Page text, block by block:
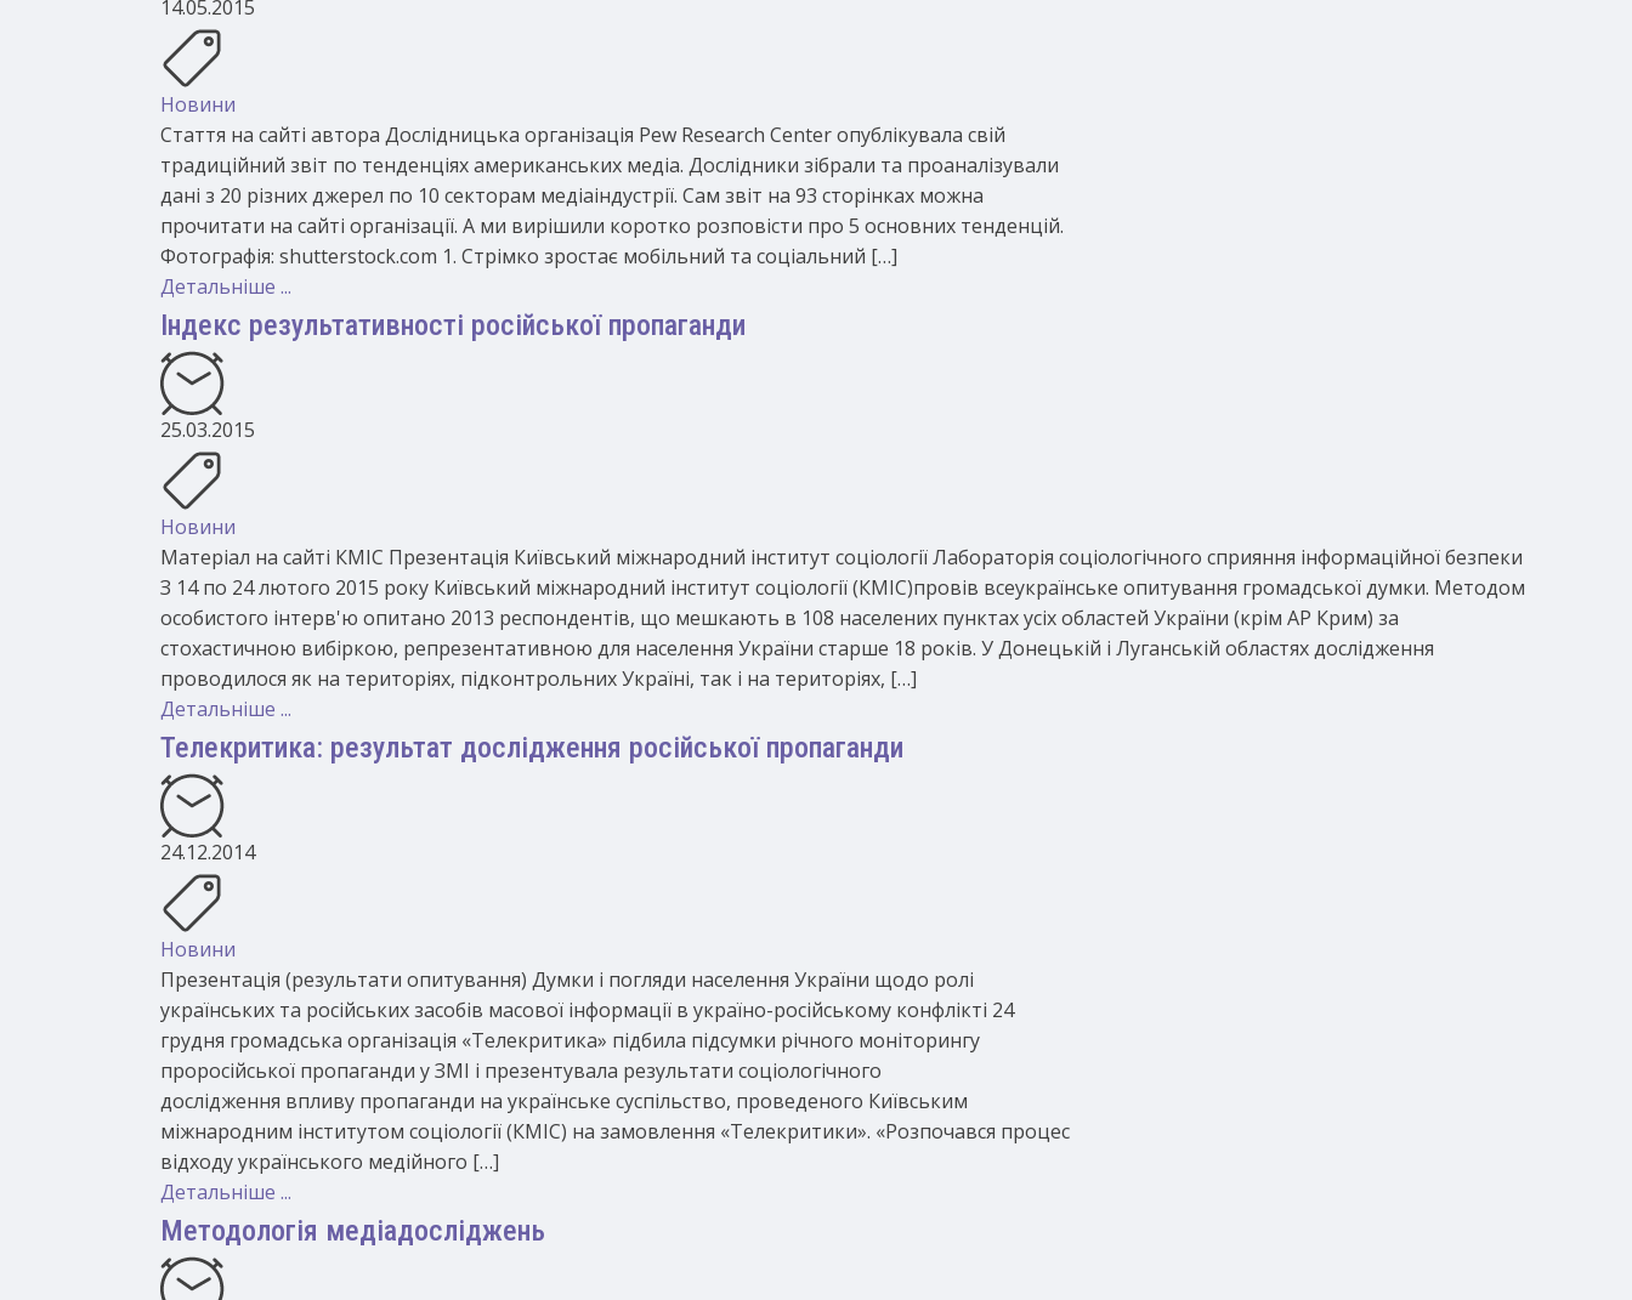
14.05.2015
Новини
Стаття на сайті автора Дослідницька організація Pew Research Center опублікувала свій
традиційний звіт по тенденціях американських медіа. Дослідники зібрали та проаналізували
дані з 20 різних джерел по 10 секторам медіаіндустрії. Сам звіт на 93 сторінках можна
прочитати на сайті організації. А ми вирішили коротко розповісти про 5 основних тенденцій.
Фотографія: shutterstock.com 1. Стрімко зростає мобільний та соціальний […]
Детальніше ...
Індекс результативності російської пропаганди
25.03.2015
Новини
Матеріал на сайті КМІС Презентація Київський міжнародний інститут соціології Лабораторія соціологічного сприяння інформаційної безпеки
З 14 по 24 лютого 2015 року Київський міжнародний інститут соціології (КМІС)провів всеукраїнське опитування громадської думки. Методом
особистого інтерв'ю опитано 2013 респондентів, що мешкають в 108 населених пунктах усіх областей України (крім АР Крим) за
стохастичною вибіркою, репрезентативною для населення України старше 18 років. У Донецькій і Луганській областях дослідження
проводилося як на територіях, підконтрольних Україні, так і на територіях, […]
Детальніше ...
Телекритика: результат дослідження російської пропаганди
24.12.2014
Новини
Презентація (результати опитування) Думки і погляди населення України щодо ролі
українських та російських засобів масової інформації в україно-російському конфлікті 24
грудня громадська організація «Телекритика» підбила підсумки річного моніторингу
проросійської пропаганди у ЗМІ і презентувала результати соціологічного
дослідження впливу пропаганди на українське суспільство, проведеного Київським
міжнародним інститутом соціології (КМІС) на замовлення «Телекритики». «Розпочався процес
відходу українського медійного […]
Детальніше ...
Методологія медіадосліджень